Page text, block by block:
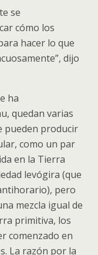
se
cómo los
hacer lo que
dijo
ha
quedan varias
pueden producir
como un par
en la Tierra
levógira (que
pero
mezcla igual de
primitiva, los
comenzado en
La razón por la